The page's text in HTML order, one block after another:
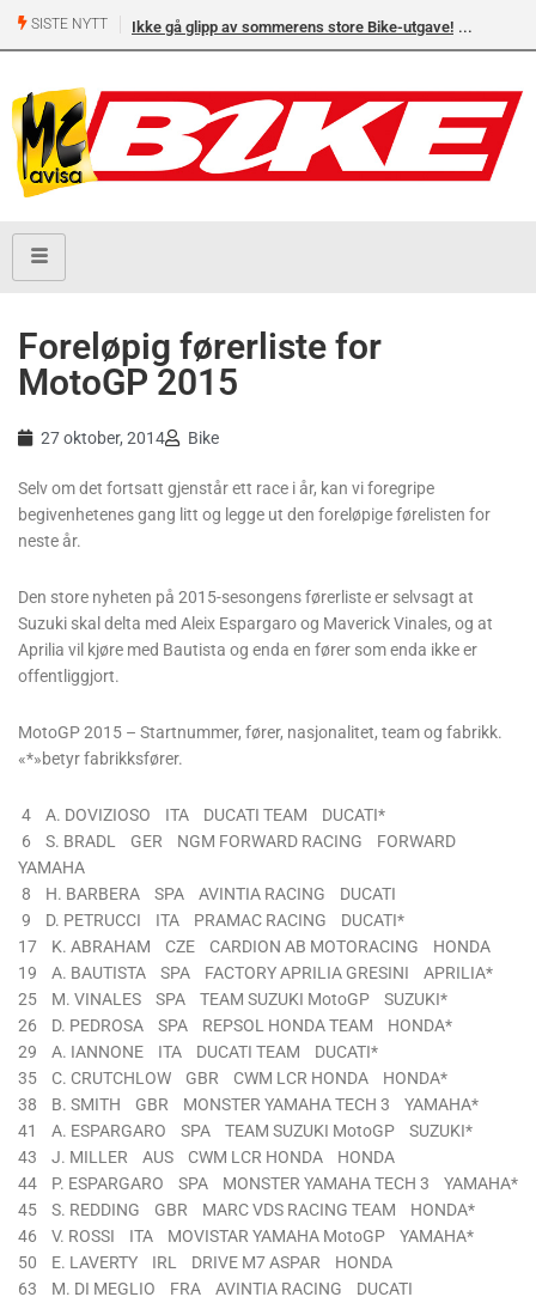
SISTE NYTT Ikke gå glipp av sommerens store Bike-utgave!
Foreløpig førerliste for
MotoGP 2015
27 oktober, 2014 Bike
Selv om det fortsatt gjenstår ett race i år, kan vi foregripe
begivenhetenes gang litt og legge ut den foreløpige førelisten for
neste år.
Den store nyheten på 2015-sesongens førerliste er selvsagt at
Suzuki skal delta med Aleix Espargaro og Maverick Vinales, og at
Aprilia vil kjøre med Bautista og enda en fører som enda ikke er
offentliggjort.
MotoGP 2015 – Startnummer, fører, nasjonalitet, team og fabrikk.
«*»betyr fabrikksfører.
4 A. DOVIZIOSO ITA DUCATI TEAM DUCATI*
6 S. BRADL GER NGM FORWARD RACING FORWARD
YAMAHA
8 H. BARBERA SPA AVINTIA RACING DUCATI
9 D. PETRUCCI ITA PRAMAC RACING DUCATI*
17 K. ABRAHAM CZE CARDION AB MOTORACING HONDA
19 A. BAUTISTA SPA FACTORY APRILIA GRESINI APRILIA*
25 M. VINALES SPA TEAM SUZUKI MotoGP SUZUKI*
26 D. PEDROSA SPA REPSOL HONDA TEAM HONDA*
29 A. IANNONE ITA DUCATI TEAM DUCATI*
35 C. CRUTCHLOW GBR CWM LCR HONDA HONDA*
38 B. SMITH GBR MONSTER YAMAHA TECH 3 YAMAHA*
41 A. ESPARGARO SPA TEAM SUZUKI MotoGP SUZUKI*
43 J. MILLER AUS CWM LCR HONDA HONDA
44 P. ESPARGARO SPA MONSTER YAMAHA TECH 3 YAMAHA*
45 S. REDDING GBR MARC VDS RACING TEAM HONDA*
46 V. ROSSI ITA MOVISTAR YAMAHA MotoGP YAMAHA*
50 E. LAVERTY IRL DRIVE M7 ASPAR HONDA
63 M. DI MEGLIO FRA AVINTIA RACING DUCATI